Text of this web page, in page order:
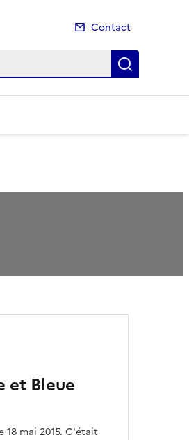
Contact
et Bleue
18 mai 2015. C'était